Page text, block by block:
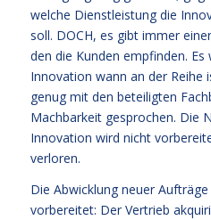
welche Dienstleistung die
soll. DOCH, es gibt immer
den die Kunden empfinden.
Innovation wann an der Reihe
genug mit den beteiligten
Machbarkeit gesprochen. Die
Innovation wird nicht
verloren.
Die Abwicklung neuer
vorbereitet: Der Vertrieb